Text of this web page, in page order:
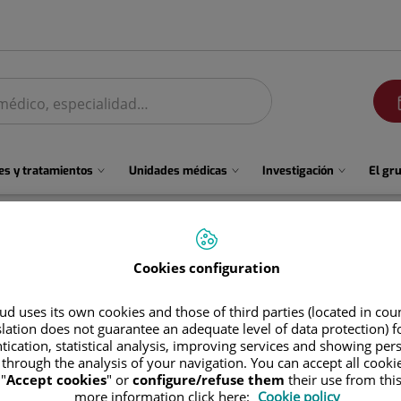
y tratamientos Unidades médicas Investigación El
dedicadas a mejorar tu bienestar y salud.
2026
Cookies configuration
uses its own cookies and those of third parties (located in
does not guarantee an adequate level of data protection)
statistical analysis, improving services and showing
the analysis of your navigation. You can accept all
Accept cookies" or configure/refuse them their use from this
more information click here: Cookie policy